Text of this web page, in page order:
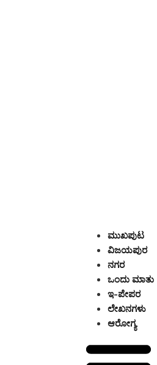
ಮುಖಪುಟ
ವಿಜಯಪುರ
ನಗರ
ಒಂದು ಮಾತು
ಇ-ಪೇಪರ
ಲೇಖನಗಳು
ಆರೋಗ್ಯ